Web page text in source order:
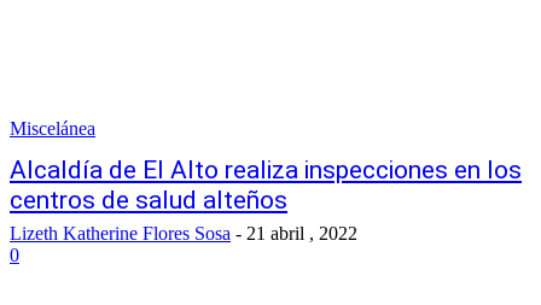
Miscelánea
Alcaldía de El Alto realiza inspecciones en los
centros de salud alteños
Lizeth Katherine Flores Sosa - 21 abril , 2022
0